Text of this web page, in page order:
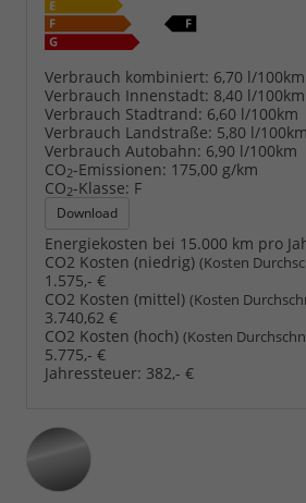
Verbrauch kombiniert: 6,70 l/100km
Verbrauch Innenstadt: 8,40 l/100km
Verbrauch Stadtrand: 6,60 l/100km
Verbrauch Landstraße: 5,80 l/100km
Verbrauch Autobahn: 6,90 l/100km
CO2-Emissionen: 175,00 g/km
CO2-Klasse: F
Download
Energiekosten bei 15.000 km pro
CO2 Kosten (niedrig) (Kosten
1.575,- €
CO2 Kosten (mittel) (Kosten
3.740,62 €
CO2 Kosten (hoch) (Kosten
5.775,- €
Jahressteuer: 382,- €